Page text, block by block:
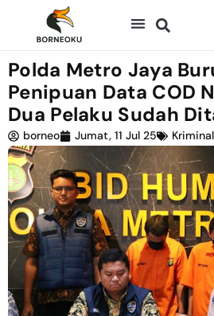
Polda Metro Jaya
Penipuan Data COD
Dua Pelaku Sudah
borneo Jumat, 11 Jul 25 Kriminal